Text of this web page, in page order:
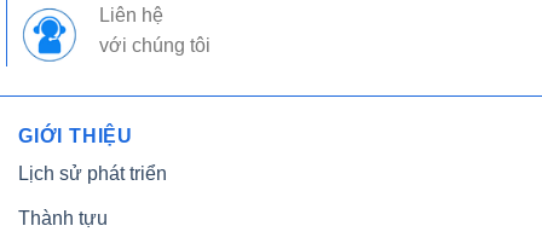
Liên hệ
với chúng tôi
GIỚI THIỆU
Lịch sử phát triển
Thành tựu